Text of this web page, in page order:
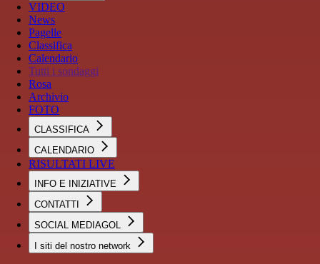
VIDEO
News
Pagelle
Classifica
Calendario
Tutti i sondaggi
Rosa
Archivio
FOTO
CLASSIFICA
CALENDARIO
RISULTATI LIVE
INFO E INIZIATIVE
CONTATTI
SOCIAL MEDIAGOL
I siti del nostro network